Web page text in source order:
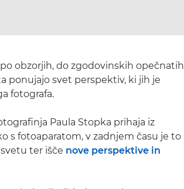
po obzorjih, do zgodovinskih opečnatih
ponujajo svet perspektiv, ki jih je
fotografa.
Paula Stopka prihaja iz
s fotoaparatom, v zadnjem času je to
ter išče nove perspektive in